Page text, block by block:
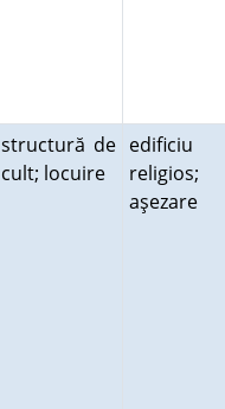
structură de
cult; locuire
edificiu
religios;
aşezare